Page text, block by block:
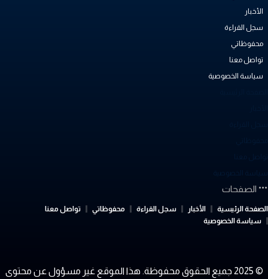
الأخبار
سجل القراءة
محفوظاتي
تواصل معنا
سياسة الخصوصية
الخصوصية
الصفحات
الرئيسية الأخبار سجل القراءة محفوظاتي
تواصل معنا
سياسة الخصوصية
© 2025 جميع الحقوق محفوظة. هذا الموقع غير مسؤول عن محتوى